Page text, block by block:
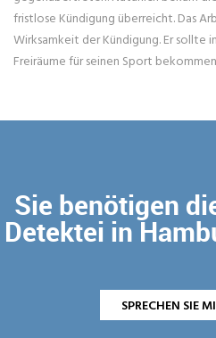
fristlose Kündigung überreicht. Das
Wirksamkeit der Kündigung. Er sollte
Freiräume für seinen Sport
Sie benötigen
Detektei in
SPRECHEN SIE